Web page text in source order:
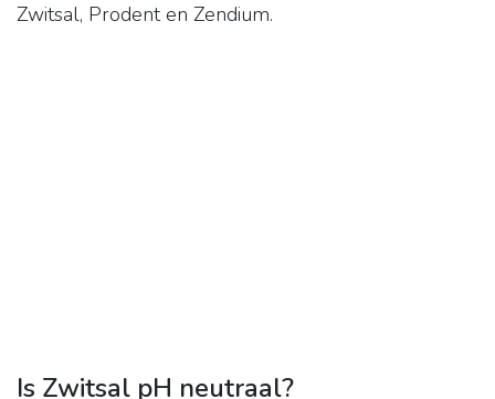
Zwitsal, Prodent en Zendium.
Is Zwitsal pH neutraal?